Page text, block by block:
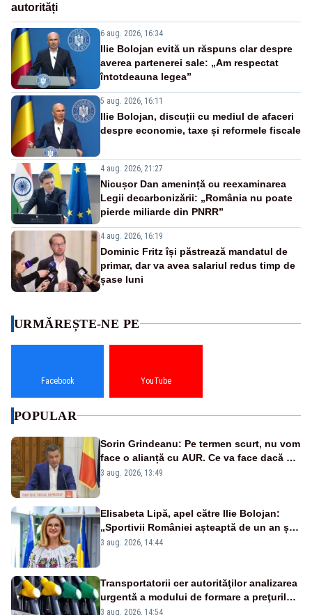
autorități
6 aug. 2026, 16:34
Ilie Bolojan evită un răspuns clar despre
averea partenerei sale: „Am respectat
întotdeauna legea”
5 aug. 2026, 16:11
Ilie Bolojan, discuții cu mediul de afaceri
despre economie, taxe și reformele fiscale
4 aug. 2026, 21:27
Nicușor Dan amenință cu reexaminarea
Legii decarbonizării: „România nu poate
pierde miliarde din PNRR”
4 aug. 2026, 16:19
Dominic Fritz își păstrează mandatul de
primar, dar va avea salariul redus timp de
șase luni
URMĂREȘTE-NE PE
Facebook YouTube
POPULAR
Sorin Grindeanu: Pe termen scurt, nu vom
face o alianță cu AUR. Ce va face dacă nu
obține majoritatea
3 aug. 2026, 13:49
Elisabeta Lipă, apel către Ilie Bolojan:
„Sportivii României așteaptă de un an și
șapte luni să fie premiați”
3 aug. 2026, 14:44
Transportatorii cer autorităţilor analizarea
urgentă a modului de formare a preţurilor
speculative la carburanţi
3 aug. 2026, 14:54